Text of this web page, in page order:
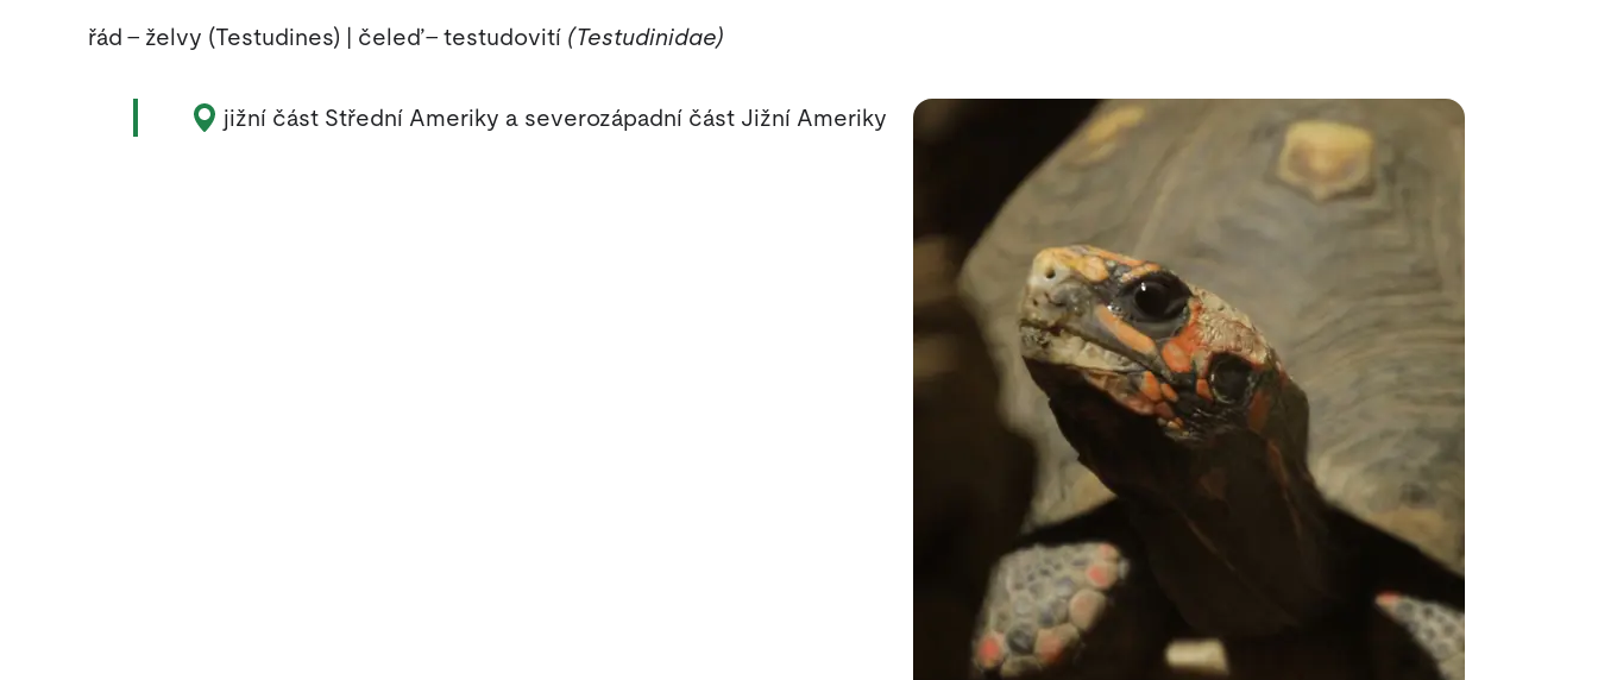
řád – želvy (Testudines) | čeleď – testudovití (Testudinidae)
Výskyt zvířete:
jižní část Střední Ameriky a severozápadní část Jižní Ameriky